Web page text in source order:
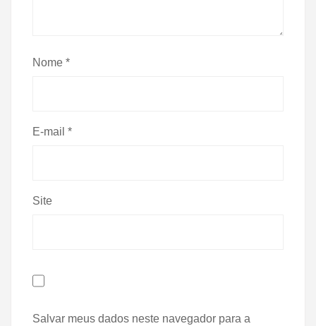
Nome *
E-mail *
Site
Salvar meus dados neste navegador para a